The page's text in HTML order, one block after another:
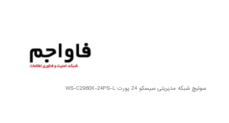
سوئیچ شبکه مدیریتی سیسکو 24 پورت WS-C2960X-24PS-L